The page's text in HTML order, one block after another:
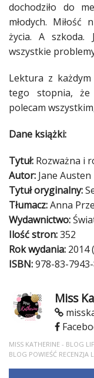
dochodziło do
młodych. Miłość
życia. A szkoda.
wszystkie
Lektura z każdym
tego stopnia, że
polecam
Dane książki:
Tytuł: Rozważna i
Autor: Jane Austen
Tytuł oryginalny:
Tłumacz:Anna
Wydawnictwo:
Ilość stron:352
Rok wydania: 2014
ISBN:978-83-
Miss
MISS KATHERINE - BLOG
BLOG POWIEŚĆ RECENZJA